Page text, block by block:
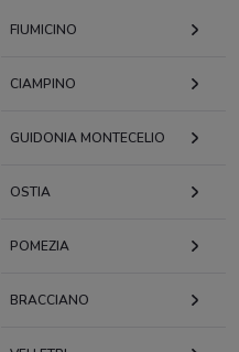
FIUMICINO
CIAMPINO
GUIDONIA MONTECELIO
OSTIA
POMEZIA
BRACCIANO